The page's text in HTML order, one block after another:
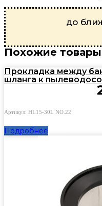
до
Похожие товары
Прокладка между
шланга к
Артикул: HL15-30L NO.22
Подробнее